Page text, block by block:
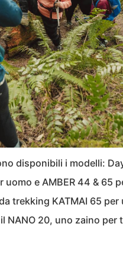
disponibili i modelli:
uomo e AMBER 44 & 65
trekking KATMAI 65 per
il NANO 20, uno zaino